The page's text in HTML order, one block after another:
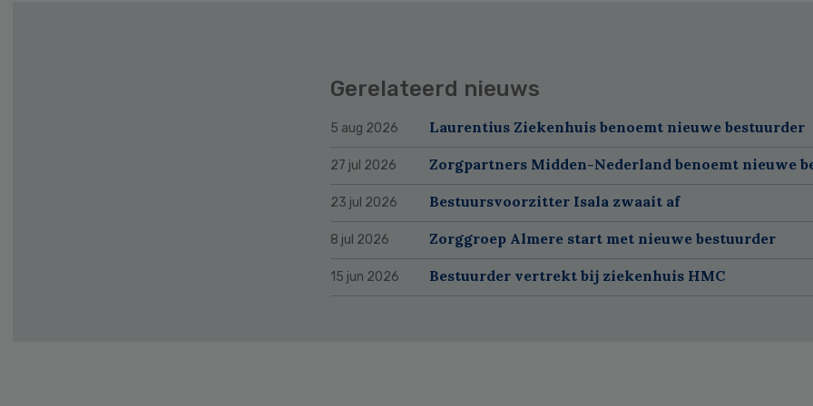
Gerelateerd nieuws
5 aug 2026 Laurentius Ziekenhuis benoemt nieuwe bestuurder
27 jul 2026 Zorgpartners Midden-Nederland benoemt nieuwe
23 jul 2026 Bestuursvoorzitter Isala zwaait af
8 jul 2026 Zorggroep Almere start met nieuwe bestuurder
15 jun 2026 Bestuurder vertrekt bij ziekenhuis HMC